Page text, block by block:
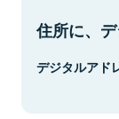
住所に、デ
デジタルアド